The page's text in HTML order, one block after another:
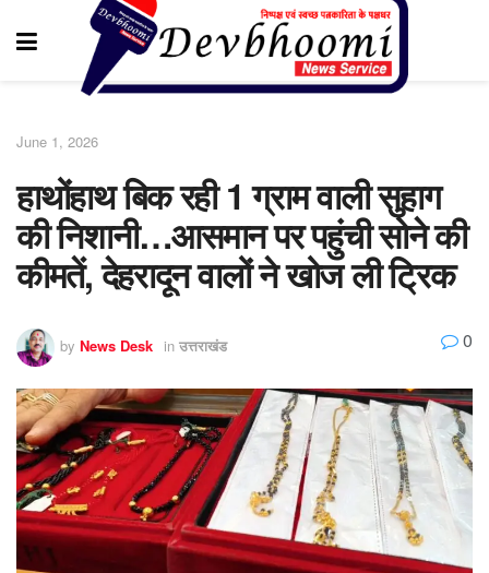
June 1, 2026
हाथोंहाथ बिक रही 1 ग्राम वाली सुहाग
की निशानी…आसमान पर पहुंची सोने की
कीमतें, देहरादून वालों ने खोज ली ट्रिक
by News Desk in उत्तराखंड 0